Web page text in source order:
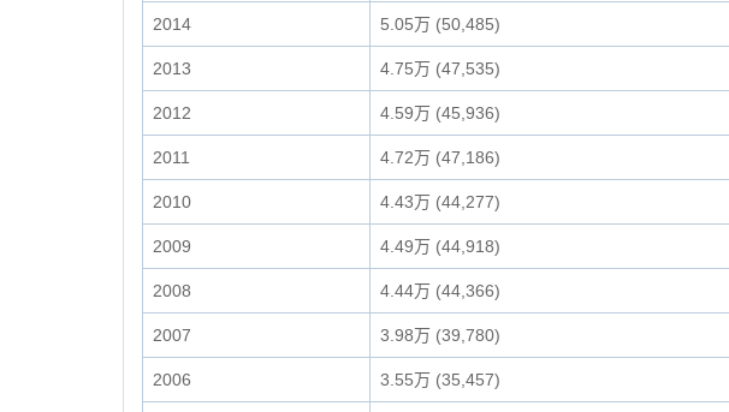
2014 5.05万 (50,485)
2013 4.75万 (47,535)
2012 4.59万 (45,936)
2011 4.72万 (47,186)
2010 4.43万 (44,277)
2009 4.49万 (44,918)
2008 4.44万 (44,366)
2007 3.98万 (39,780)
2006 3.55万 (35,457)